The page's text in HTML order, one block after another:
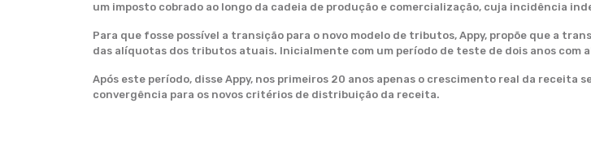
um imposto cobrado ao longo da cadeia de produção e comercialização, cuja incidência
Para que fosse possível a transição para o novo modelo de tributos, Appy, propõe que a
das alíquotas dos tributos atuais. Inicialmente com um período de teste de dois anos com
Após este período, disse Appy, nos primeiros 20 anos apenas o crescimento real da
convergência para os novos critérios de distribuição da receita.